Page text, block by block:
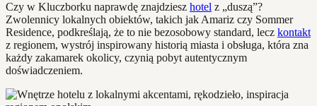
Czy w Kluczborku naprawdę znajdziesz hotel z „duszą”?
Zwolennicy lokalnych obiektów, takich jak Amariz czy Sommer
Residence, podkreślają, że to nie bezosobowy standard, lecz kontakt
z regionem, wystrój inspirowany historią miasta i obsługa, która zna
każdy zakamarek okolicy, czynią pobyt autentycznym
doświadczeniem.